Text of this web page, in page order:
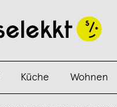
Küche Wohnen